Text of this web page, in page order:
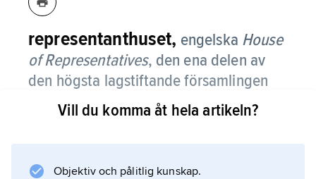
representanthuset, engelska House
of Representatives, den ena delen av
den högsta lagstiftande församlingen
(Kongressen) i USA.
representanter i förhållande till sin folkmängd.
Vill du komma åt hela artikeln?
Objektiv och pålitlig kunskap.